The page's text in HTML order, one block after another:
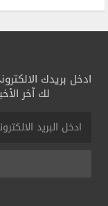
ادخل بريدك
لك آخر